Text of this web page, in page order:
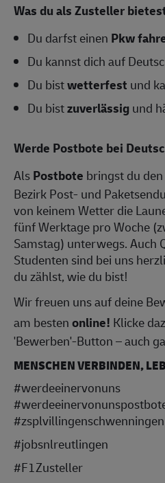
Was du als Zusteller
Du darfst einen Pkw
Du kannst dich auf
Du bistwetterfest und
Du bistzuverlässigund
Werde Postbote bei
AlsPostbote bringst du
Bezirk Post- und
von keinem Wetter die
fünf Werktage pro Woche
Samstag) unterwegs. Auch
Studenten sind bei uns
du zählst, wie du bist!
Wir freuen uns auf deine
am bestenonline! Klicke
'Bewerben'-Button – auch
MENSCHEN VERBINDEN,
#werdeeinervonuns
#zsplvillingenschwenningen
#jobsnlreutlingen
#F1Zusteller